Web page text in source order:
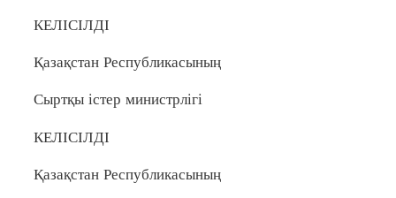
КЕЛІСІЛДІ
Қазақстан Республикасының
Сыртқы істер министрлігі
КЕЛІСІЛДІ
Қазақстан Республикасының